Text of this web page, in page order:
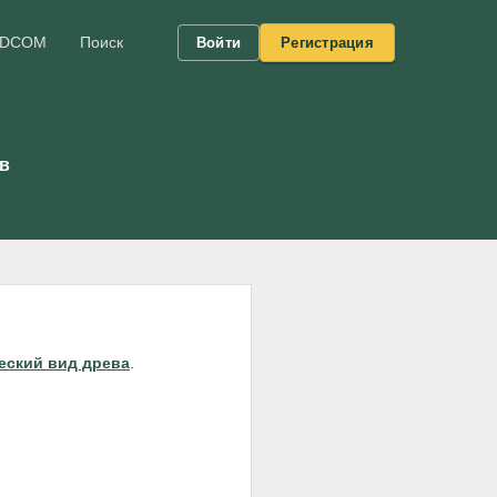
Поиск Войти Регистрация
вид древа